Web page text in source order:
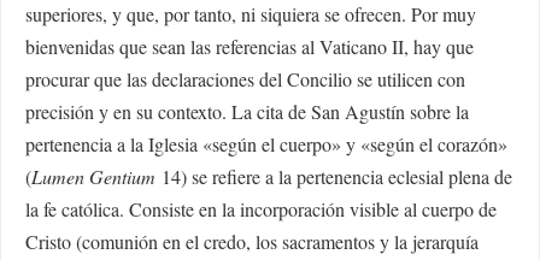
superiores, y que, por tanto, ni siquiera se ofrecen. Por muy
bienvenidas que sean las referencias al Vaticano II, hay que
procurar que las declaraciones del Concilio se utilicen con
precisión y en su contexto. La cita de San Agustín sobre la
pertenencia a la Iglesia «según el cuerpo» y «según el corazón»
(Lumen Gentium 14) se refiere a la pertenencia eclesial plena de
la fe católica. Consiste en la incorporación visible al cuerpo de
Cristo (comunión en el credo, los sacramentos y la jerarquía